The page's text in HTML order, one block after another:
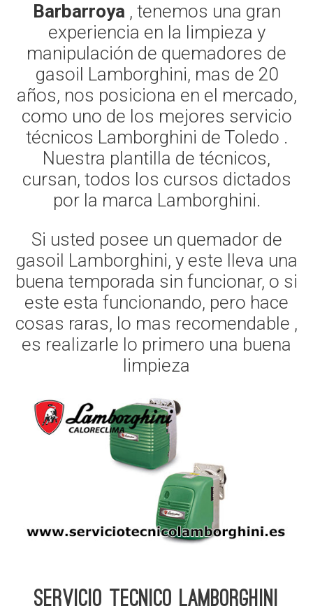
Barbarroya , tenemos una gran
experiencia en la limpieza y
manipulación de quemadores de
gasoil Lamborghini, mas de 20
años, nos posiciona en el mercado,
como uno de los mejores servicio
técnicos Lamborghini de Toledo .
Nuestra plantilla de técnicos,
cursan, todos los cursos dictados
por la marca Lamborghini.
Si usted posee un quemador de
gasoil Lamborghini, y este lleva una
buena temporada sin funcionar, o si
este esta funcionando, pero hace
cosas raras, lo mas recomendable ,
es realizarle lo primero una buena
limpieza
Servicio Tecnico Lamborghini